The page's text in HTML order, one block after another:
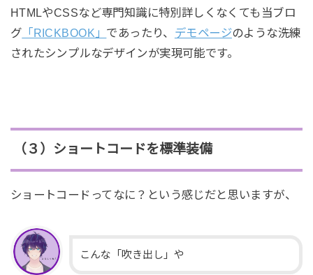
HTMLやCSSなど専門知識に特別詳しくなくても当ブロ
グ 「RICKBOOK」 であったり、 デモページのような洗練
されたシンプルなデザインが実現可能です。
（３）ショートコードを標準装備
ショートコードってなに？という感じだと思いますが、
こんな「吹き出し」や